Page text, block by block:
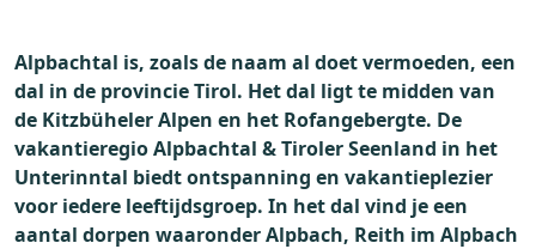
Aanvraag
Thema's
Bezienswaardigheden
Omgeving
Alpbachtal is, zoals de naam al doet vermoeden, een
dal in de provincie Tirol. Het dal ligt te midden van
de Kitzbüheler Alpen en het Rofangebergte. De
vakantieregio Alpbachtal & Tiroler Seenland in het
Unterinntal biedt ontspanning en vakantieplezier
voor iedere leeftijdsgroep. In het dal vind je een
aantal dorpen waaronder Alpbach, Reith im Alpbach